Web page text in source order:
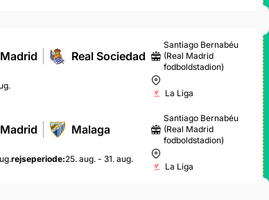
Real Sociedad
Santiago Bernabéu
(Real Madrid
fodboldstadion)
La Liga
Malaga
rejseperiode:25. aug. - 31. aug.
Santiago Bernabéu
(Real Madrid
fodboldstadion)
La Liga